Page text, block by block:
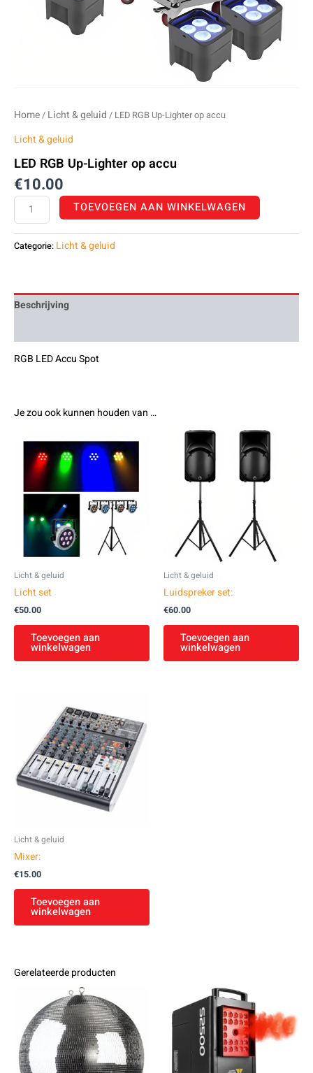
Home/ Licht & geluid / LED RGB Up-Lighter op accu
Licht & geluid
LED RGB Up-Lighter op accu
€10.00
TOEVOEGEN AAN WINKELWAGEN
Categorie: Licht & geluid
Beschrijving
RGB LED Accu Spot
Je zou ook kunnen houden van …
Licht & geluid
Licht set
€50.00
Toevoegen aan
winkelwagen
Licht & geluid
Luidspreker set:
€60.00
Toevoegen aan
winkelwagen
Licht & geluid
Mixer:
€15.00
Toevoegen aan
winkelwagen
Gerelateerde producten